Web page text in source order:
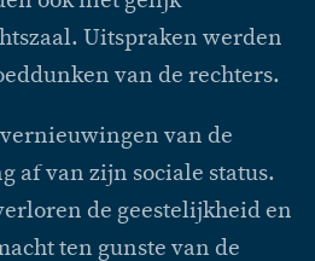
Uitspraken werden
van de rechters.
van de
af van zijn sociale status.
de geestelijkheid en
ten gunste van de